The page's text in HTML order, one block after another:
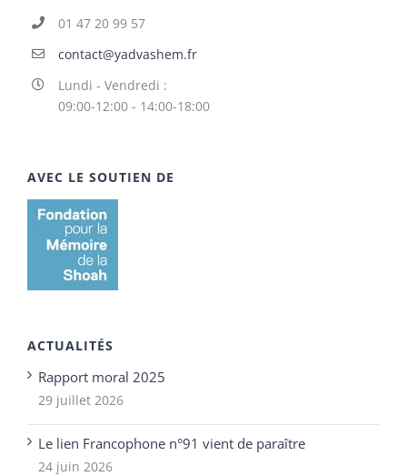
01 47 20 99 57
contact@yadvashem.fr
Lundi - Vendredi :
09:00-12:00 - 14:00-18:00
AVEC LE SOUTIEN DE
ACTUALITÉS
Rapport moral 2025
29 juillet 2026
Le lien Francophone n°91 vient de paraître
24 juin 2026